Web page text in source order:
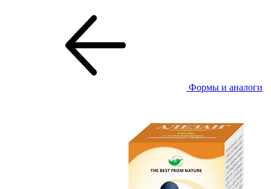
Формы и аналоги